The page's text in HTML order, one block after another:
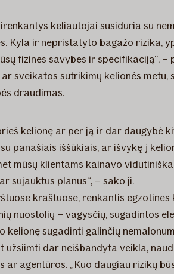
keliautojai susiduria su
Kyla ir nepristatyto bagažo rizika,
fizines savybes ir specifikaciją“, –
sveikatos sutrikimų kelionės
draudimas.
kelionę ar per ją ir dar
panašiais iššūkiais, ar išvykę į
mūsų klientams kainavo
sujauktus planus“, – sako ji.
kraštuose, renkantis
nuostolių – vagysčių, sugadintos
kelionę sugadinti galinčių
dar neišbandyta veikla,
agentūros. „Kuo daugiau rizikų